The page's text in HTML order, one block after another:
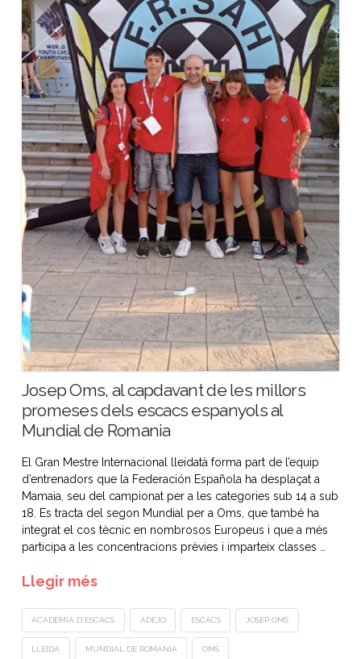
Josep Oms, al capdavant de les millors
promeses dels escacs espanyols al
Mundial de Romania
El Gran Mestre Internacional lleidatà forma part de l’equip
d’entrenadors que la Federación Española ha desplaçat a
Mamaia, seu del campionat per a les categories sub 14 a sub
18. Es tracta del segon Mundial per a Oms, que també ha
integrat el cos tècnic en nombrosos Europeus i que a més
participa a les concentracions prèvies i imparteix classes …
Llegir més
ACADÈMIA D'ESCACS ADEJO ESCACS JOSEP OMS
LLEIDA MUNDIAL DE ROMANIA OMS